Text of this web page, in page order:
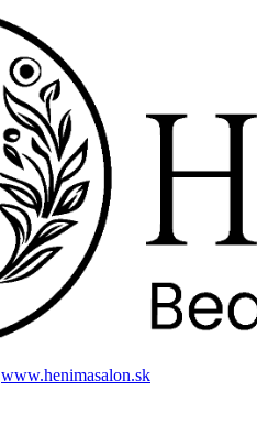
www.henimasalon.sk